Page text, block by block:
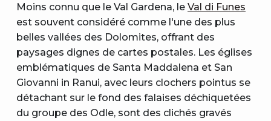
Moins connu que le Val Gardena, le Val di Funes
est souvent considéré comme l'une des plus
belles vallées des Dolomites, offrant des
paysages dignes de cartes postales. Les églises
emblématiques de Santa Maddalena et San
Giovanni in Ranui, avec leurs clochers pointus se
détachant sur le fond des falaises déchiquetées
du groupe des Odle, sont des clichés gravés